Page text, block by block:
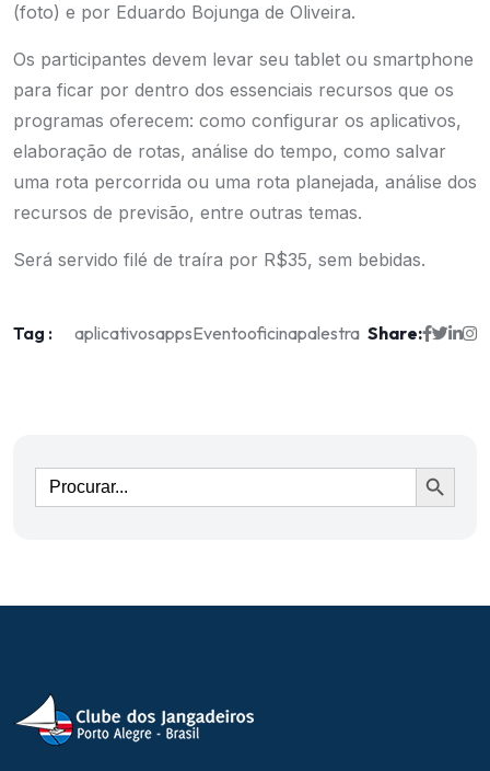
(foto) e por Eduardo Bojunga de Oliveira.
Os participantes devem levar seu tablet ou smartphone
para ficar por dentro dos essenciais recursos que os
programas oferecem: como configurar os aplicativos,
elaboração de rotas, análise do tempo, como salvar
uma rota percorrida ou uma rota planejada, análise dos
recursos de previsão, entre outras temas.
Será servido filé de traíra por R$35, sem bebidas.
Tag : aplicativosappsEventooficinapalestra Share:
Ir